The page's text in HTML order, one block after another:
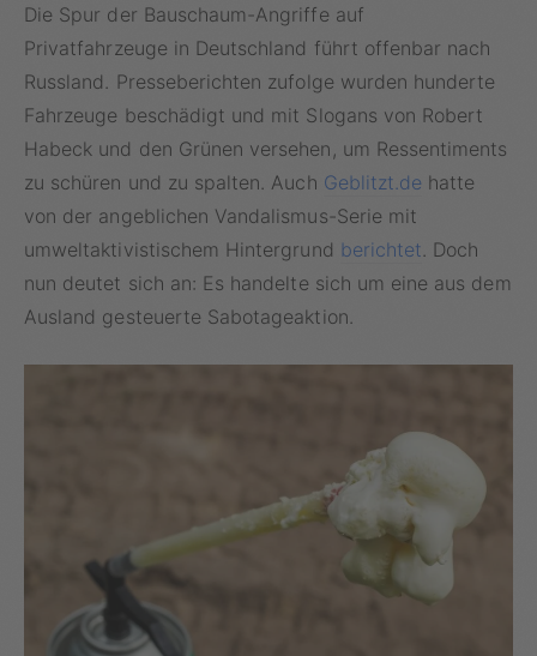
Die Spur der Bauschaum-Angriffe auf
Privatfahrzeuge in Deutschland führt offenbar nach
Russland. Presseberichten zufolge wurden hunderte
Fahrzeuge beschädigt und mit Slogans von Robert
Habeck und den Grünen versehen, um Ressentiments
zu schüren und zu spalten. Auch Geblitzt.de hatte
von der angeblichen Vandalismus-Serie mit
umweltaktivistischem Hintergrund berichtet . Doch
nun deutet sich an: Es handelte sich um eine aus dem
Ausland gesteuerte Sabotageaktion.